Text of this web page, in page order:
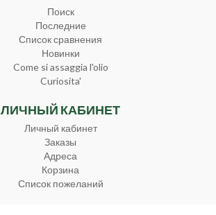
Поиск
Последние
Список сравнения
Новинки
Come si assaggia l'olio
Curiosita'
ЛИЧНЫЙ КАБИНЕТ
Личный кабинет
Заказы
Адреса
Корзина
Список пожеланий